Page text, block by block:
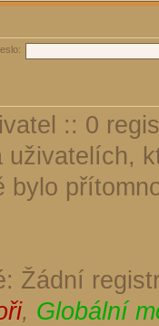
:: 0
uživatelích,
bylo
Žádní
, Globální